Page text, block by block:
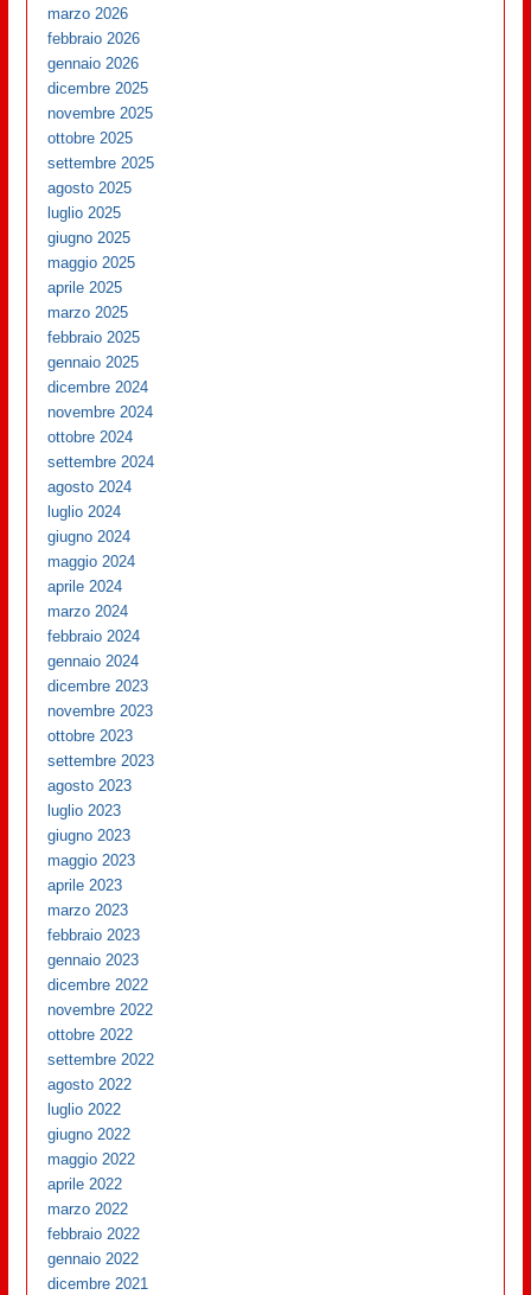
marzo 2026
febbraio 2026
gennaio 2026
dicembre 2025
novembre 2025
ottobre 2025
settembre 2025
agosto 2025
luglio 2025
giugno 2025
maggio 2025
aprile 2025
marzo 2025
febbraio 2025
gennaio 2025
dicembre 2024
novembre 2024
ottobre 2024
settembre 2024
agosto 2024
luglio 2024
giugno 2024
maggio 2024
aprile 2024
marzo 2024
febbraio 2024
gennaio 2024
dicembre 2023
novembre 2023
ottobre 2023
settembre 2023
agosto 2023
luglio 2023
giugno 2023
maggio 2023
aprile 2023
marzo 2023
febbraio 2023
gennaio 2023
dicembre 2022
novembre 2022
ottobre 2022
settembre 2022
agosto 2022
luglio 2022
giugno 2022
maggio 2022
aprile 2022
marzo 2022
febbraio 2022
gennaio 2022
dicembre 2021